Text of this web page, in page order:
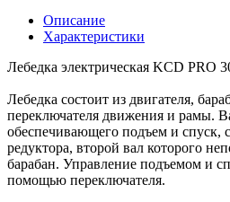
Описание
Характеристики
Лебедка электрическая KCD PRO
Лебедка состоит из двигателя,
переключателя движения и рамы.
обеспечивающего подъем и спуск,
редуктора, второй вал которого
барабан. Управление подъемом и
помощью переключателя.